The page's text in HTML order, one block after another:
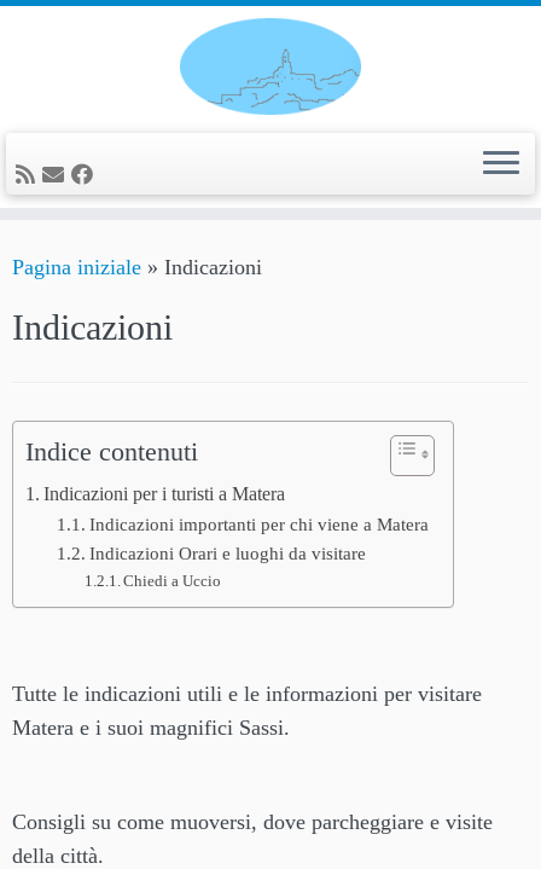
Pagina iniziale » Indicazioni
Indicazioni
Indice contenuti
Indicazioni per i turisti a Matera
Indicazioni importanti per chi viene a Matera
Indicazioni Orari e luoghi da visitare
Chiedi a Uccio
Tutte le indicazioni utili e le informazioni per visitare
Matera e i suoi magnifici Sassi.
Consigli su come muoversi, dove parcheggiare e visite
della città.